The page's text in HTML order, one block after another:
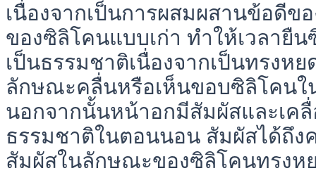
เนื่องจากเป็นการผสมผสานข้อดี
ของซิลิโคนแบบเก่า ทำให้เวลายื
เป็นธรรมชาติเนื่องจากเป็นทรงห
ลักษณะคลื่นหรือเห็นขอบซิลิโคน
นอกจากนั้นหน้าอกมีสัมผัสและเคลื่
ธรรมชาติในตอนนอน สัมผัสได้ถึง
สัมผัสในลักษณะของซิลิโคนทรงห